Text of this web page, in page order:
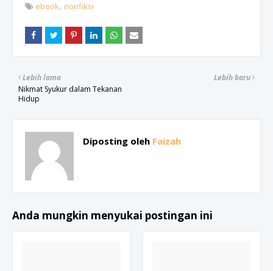
ebook nonfiksi
Lebih baru
Lebih lama
Nikmat Syukur dalam Tekanan
Hidup
Diposting oleh Faizah
Anda mungkin menyukai postingan ini